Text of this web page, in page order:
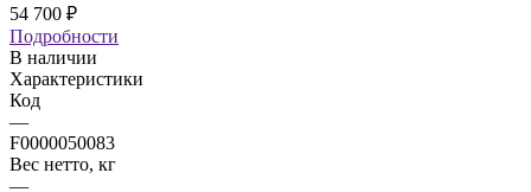
54 700 ₽
Подробности
В наличии
Характеристики
Код
—
F0000050083
Вес нетто, кг
—